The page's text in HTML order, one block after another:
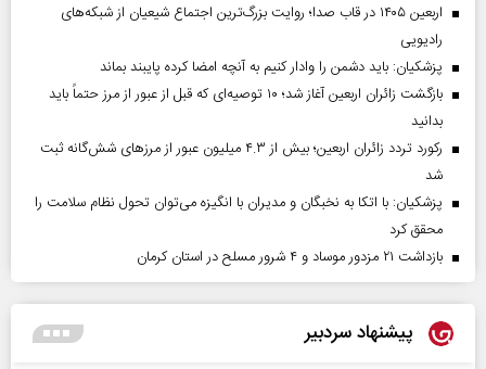
اربعین ۱۴۰۵ در قاب صدا؛ روایت بزرگ‌ترین اجتماع شیعیان از شبکه‌های
رادیویی
پزشکیان: باید دشمن را وادار کنیم به آنچه امضا کرده پایبند بماند
بازگشت زائران اربعین آغاز شد؛ ۱۰ توصیه‌ای که قبل از عبور از مرز حتماً باید
بدانید
رکورد تردد زائران اربعین؛ بیش از ۴.۳ میلیون عبور از مرزهای شش‌گانه ثبت
شد
پزشکیان: با اتکا به نخبگان و مدیران با انگیزه می‌توان تحول نظام سلامت را
محقق کرد
بازداشت ۲۱ مزدور موساد و ۴ شرور مسلح در استان کرمان
پیشنهاد سردبیر